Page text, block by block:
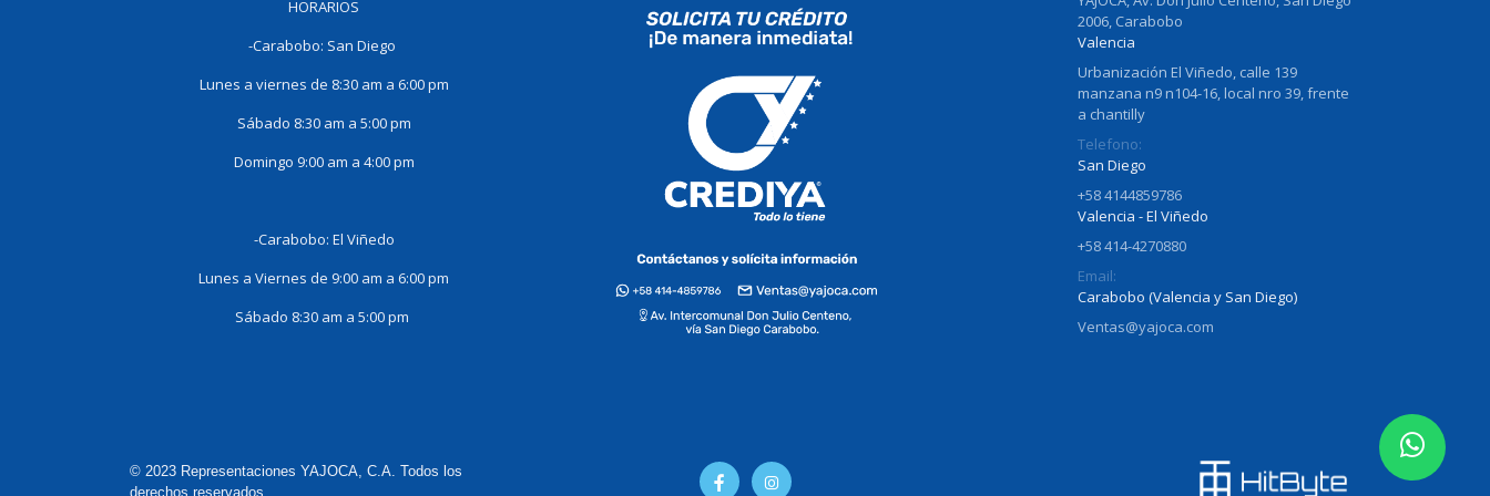
HORARIOS
-Carabobo: San Diego
Lunes a viernes de 8:30 am a 6:00 pm
Sábado 8:30 am a 5:00 pm
Domingo 9:00 am a 4:00 pm
-Carabobo: El Viñedo
Lunes a Viernes de 9:00 am a 6:00 pm
Sábado 8:30 am a 5:00 pm
2006, Carabobo
Valencia
Urbanización El Viñedo, calle 139
manzana n9 n104-16, local nro 39, frente
a chantilly
Telefono:
San Diego
+58 4144859786
Valencia - El Viñedo
+58 414-4270880
Email:
Carabobo (Valencia y San Diego)
Ventas@yajoca.com
© 2023 Representaciones YAJOCA, C.A. Todos los
derechos reservados